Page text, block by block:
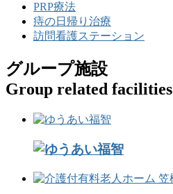
PRP療法
痔の日帰り治療
訪問看護ステーション
グループ施設
Group related facilities